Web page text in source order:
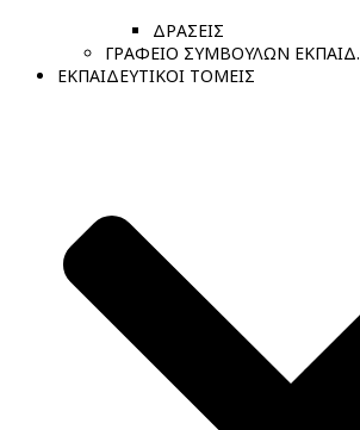
ΔΡΑΣΕΙΣ
ΓΡΑΦΕΙΟ ΣΥΜΒΟΥΛΩΝ ΕΚΠΑΙΔ.
ΕΚΠΑΙΔΕΥΤΙΚΟΙ ΤΟΜΕΙΣ